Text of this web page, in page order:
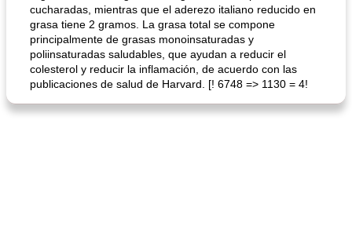
sopa de lentejas negras del chef john
cucharadas, mientras que el aderezo italiano reducido en
grasa tiene 2 gramos. La grasa total se compone
principalmente de grasas monoinsaturadas y
poliinsaturadas saludables, que ayudan a reducir el
colesterol y reducir la inflamación, de acuerdo con las
publicaciones de salud de Harvard. [! 6748 => 1130 = 4!